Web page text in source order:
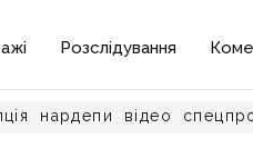
Розслідування
нардепи відео